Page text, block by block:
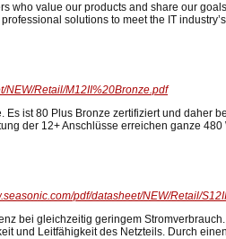
who value our products and share our
solutions to meet the IT
NEW/Retail/M12II%20Bronze.pdf
ist 80 Plus Bronze zertifiziert und daher
der 12+ Anschlüsse erreichen ganze 480
pdf/datasheet/NEW/Retail/
bei gleichzeitig geringem
und Leitfähigkeit des Netzteils. Durch